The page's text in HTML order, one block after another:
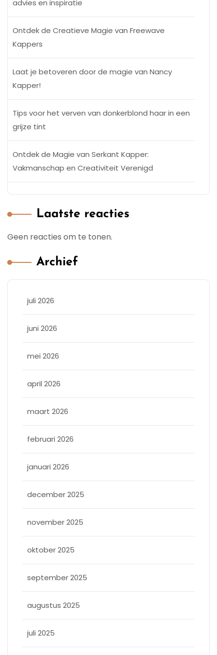
advies en inspiratie
Ontdek de Creatieve Magie van Freewave
Kappers
Laat je betoveren door de magie van Nancy
Kapper!
Tips voor het verven van donkerblond haar in een
grijze tint
Ontdek de Magie van Serkant Kapper:
Vakmanschap en Creativiteit Verenigd
Laatste reacties
Geen reacties om te tonen.
Archief
juli 2026
juni 2026
mei 2026
april 2026
maart 2026
februari 2026
januari 2026
december 2025
november 2025
oktober 2025
september 2025
augustus 2025
juli 2025